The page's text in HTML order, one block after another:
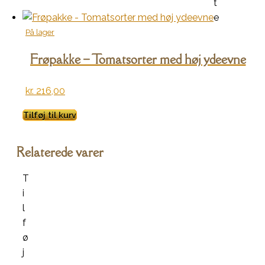
t
e
På lager
Frøpakke – Tomatsorter med høj ydeevne
kr. 216,00
Tilføj til kurv
Relaterede varer
T
i
l
f
ø
j